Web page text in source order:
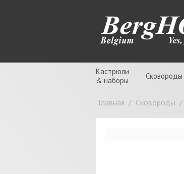
Кастрюли
& наборы
Сковороды
Главная / Сковороды /